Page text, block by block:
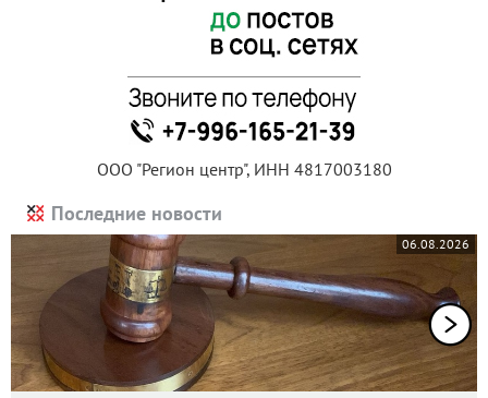
ООО "Регион центр", ИНН 4817003180
Последние новости
06.08.2026